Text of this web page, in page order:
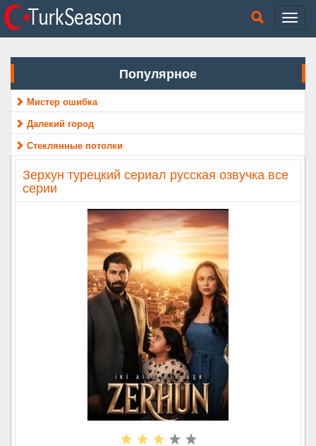
Популярное
Мистер ошибка
Далекий город
Стеклянные потолки
Зерхун турецкий сериал русская озвучка все
серии